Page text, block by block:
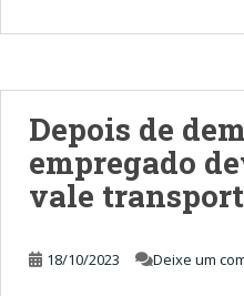
Depois de
empregado
vale
18/10/2023 Deixe um